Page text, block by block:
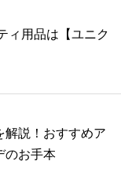
ィ用品は【ユニク
解説！おすすめア
のお手本